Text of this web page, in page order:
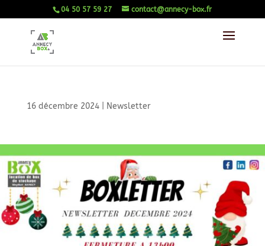
04 50 57 59 27 contact@annecy-box.fr
16 décembre 2024| Newsletter